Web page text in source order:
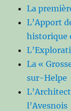
La
L’Apport
historique
La «
sur-Helpe
l’Avesnois